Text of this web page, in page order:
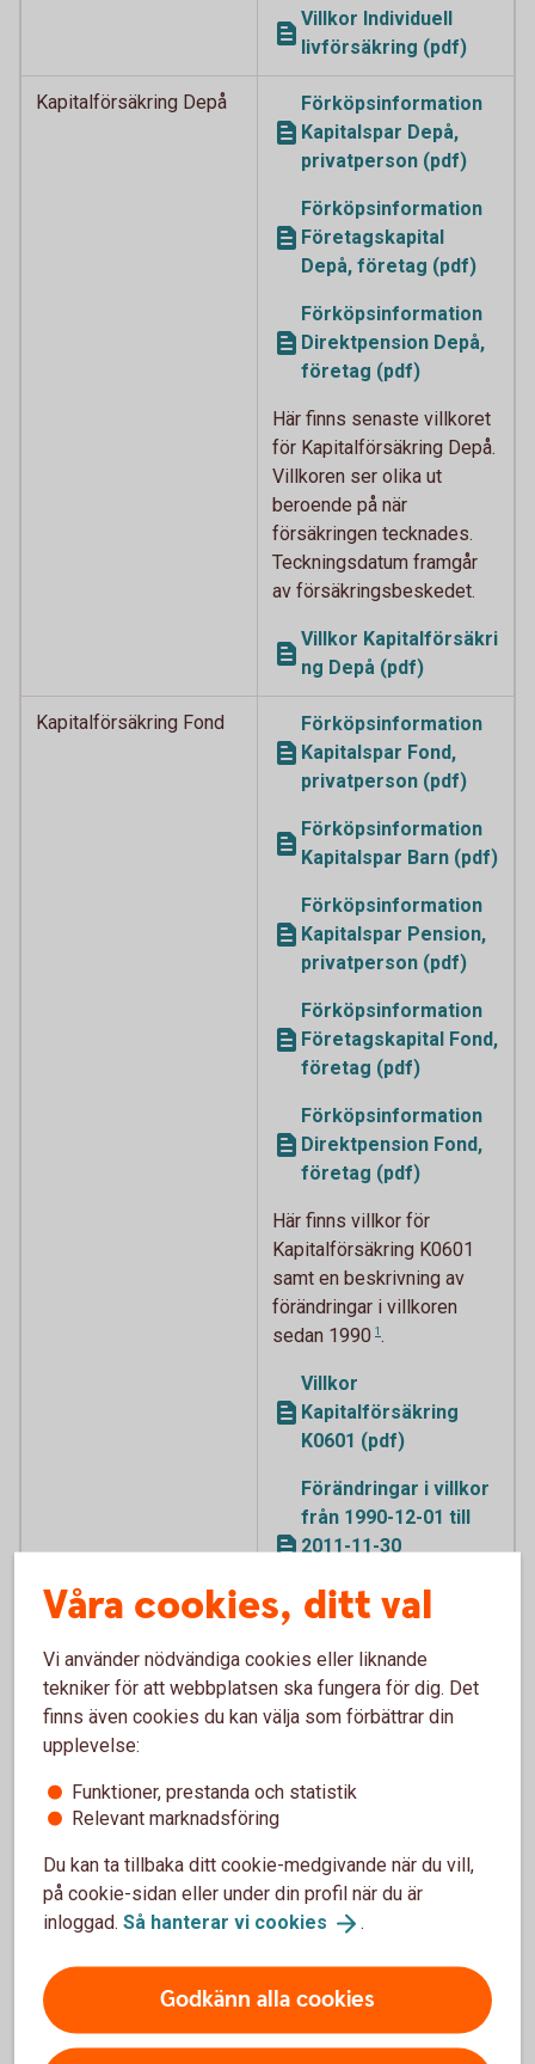
Villkor Individuell
livförsäkring (pdf)
Kapitalförsäkring Depå
Förköpsinformation
Kapitalspar Depå,
privatperson (pdf)
Förköpsinformation
Företagskapital
Depå, företag (pdf)
Förköpsinformation
Direktpension Depå,
företag (pdf)
Här finns senaste villkoret
för Kapitalförsäkring Depå.
Villkoren ser olika ut
beroende på när
försäkringen tecknades.
Teckningsdatum framgår
av försäkringsbeskedet.
Villkor Kapitalförsäkri
ng Depå (pdf)
Kapitalförsäkring Fond
Förköpsinformation
Kapitalspar Fond,
privatperson (pdf)
Förköpsinformation
Kapitalspar Barn (pdf)
Förköpsinformation
Kapitalspar Pension,
privatperson (pdf)
Förköpsinformation
Företagskapital Fond,
företag (pdf)
Förköpsinformation
Direktpension Fond,
företag (pdf)
Här finns villkor för
Kapitalförsäkring K0601
samt en beskrivning av
förändringar i villkoren
sedan 1990 1.
Villkor
Kapitalförsäkring
K0601 (pdf)
Förändringar i villkor
från 1990-12-01 till
2011-11-30
Fond (pdf)
Livförsäkring fd
Låneskydd (ej för
nyteckning)
Villkor from 2024-01-
01 Livförsäkring fd
Låneskydd (pdf)
6016 (ej för nyteckning)
01 Livförsäkring GL
Livskydd Lån GL
6071 (ej för nyteckning)
Villkor from 2024-01-
01 Livskydd Lån GL
Pensionsförsäkring
Förköpsinformation
Pensionsförsäkring
Våra cookies, ditt val
Vi använder nödvändiga cookies eller liknande
tekniker för att webbplatsen ska fungera för dig. Det
finns även cookies du kan välja som förbättrar din
upplevelse:
Funktioner, prestanda och statistik
Relevant marknadsföring
Du kan ta tillbaka ditt cookie-medgivande när du vill,
på cookie-sidan eller under din profil när du är
inloggad. Så hanterar vi cookies .
Godkänn alla cookies